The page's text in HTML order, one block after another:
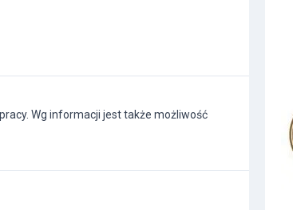
Wg informacji jest także możliwość